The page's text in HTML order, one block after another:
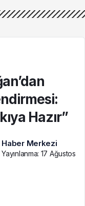
Hazır”
Haber Merkezi
Yayınlanma: 17 Ağustos